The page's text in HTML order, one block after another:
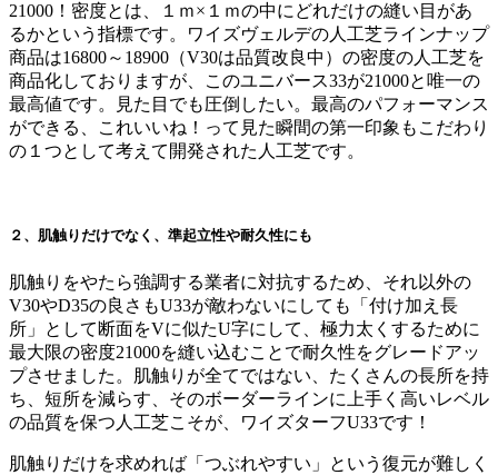
21000！密度とは、１ｍ×１ｍの中にどれだけの縫い目があ
るかという指標です。ワイズヴェルデの人工芝ラインナップ
商品は16800～18900（V30は品質改良中）の密度の人工芝を
商品化しておりますが、このユニバース33が21000と唯一の
最高値です。見た目でも圧倒したい。最高のパフォーマンス
ができる、これいいね！って見た瞬間の第一印象もこだわり
の１つとして考えて開発された人工芝です。
２、肌触りだけでなく、準起立性や耐久性にも
肌触りをやたら強調する業者に対抗するため、それ以外の
V30やD35の良さもU33が敵わないにしても「付け加え長
所」として断面をVに似たU字にして、極力太くするために
最大限の密度21000を縫い込むことで耐久性をグレードアッ
プさせました。肌触りが全てではない、たくさんの長所を持
ち、短所を減らす、そのボーダーラインに上手く高いレベル
の品質を保つ人工芝こそが、ワイズターフU33です！
肌触りだけを求めれば「つぶれやすい」という復元が難しく